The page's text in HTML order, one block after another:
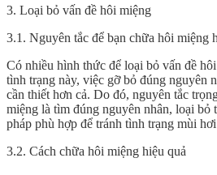
3. Loại bỏ vấn đề hôi miệng
3.1. Nguyên tắc để bạn chữa hôi miệng
Có nhiều hình thức để loại bỏ vấn đề
tình trạng này, việc gỡ bỏ đúng nguyên
cần thiết hơn cả. Do đó, nguyên tắc
miệng là tìm đúng nguyên nhân, loại bỏ
pháp phù hợp để tránh tình trạng mùi
3.2. Cách chữa hôi miệng hiệu quả